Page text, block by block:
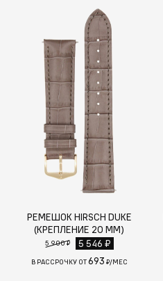
РЕМЕШОК HIRSCH DUKE
(КРЕПЛЕНИЕ 20 ММ)
5 900 ₽ 5 546 ₽
В РАССРОЧКУ ОТ693 ₽/МЕС